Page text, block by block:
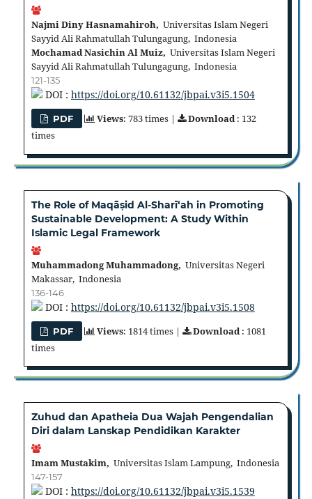
Najmi Diny Hasnamahiroh, Universitas Islam Negeri
Sayyid Ali Rahmatullah Tulungagung, Indonesia
Mochamad Nasichin Al Muiz, Universitas Islam Negeri
Sayyid Ali Rahmatullah Tulungagung, Indonesia
121-135
DOI : https://doi.org/10.61132/jbpai.v3i5.1504
PDF Views: 783 times | Download: 132
times
The Role of Maqāṣid Al-Sharī‘ah in Promoting
Sustainable Development: A Study Within
Islamic Legal Framework
Muhammadong Muhammadong, Universitas Negeri
Makassar, Indonesia
136-146
DOI : https://doi.org/10.61132/jbpai.v3i5.1508
PDF Views: 1814 times | Download: 1081
times
Zuhud dan Apatheia Dua Wajah Pengendalian
Diri dalam Lanskap Pendidikan Karakter
Imam Mustakim, Universitas Islam Lampung, Indonesia
147-157
DOI : https://doi.org/10.61132/jbpai.v3i5.1539